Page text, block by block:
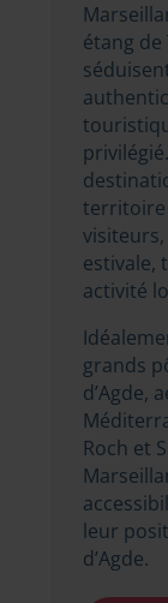
étang
territoire
estivale,
activité
grands
d’Agde,
Roch et
leur
d’Agde.